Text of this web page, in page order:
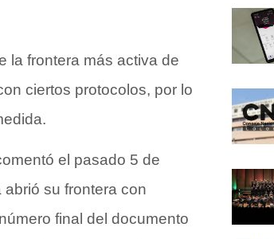
la frontera más activa de
ciertos protocolos, por lo
el pasado 5 de
su frontera con
final del documento